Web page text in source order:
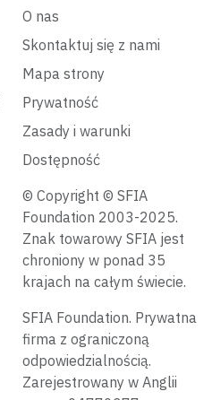
O nas
Skontaktuj się z nami
Mapa strony
Prywatność
Zasady i warunki
Dostępność
© Copyright © SFIA
Foundation 2003-2025.
Znak towarowy SFIA jest
chroniony w ponad 35
krajach na całym świecie.
SFIA Foundation. Prywatna
firma z ograniczoną
odpowiedzialnością.
Zarejestrowany w Anglii